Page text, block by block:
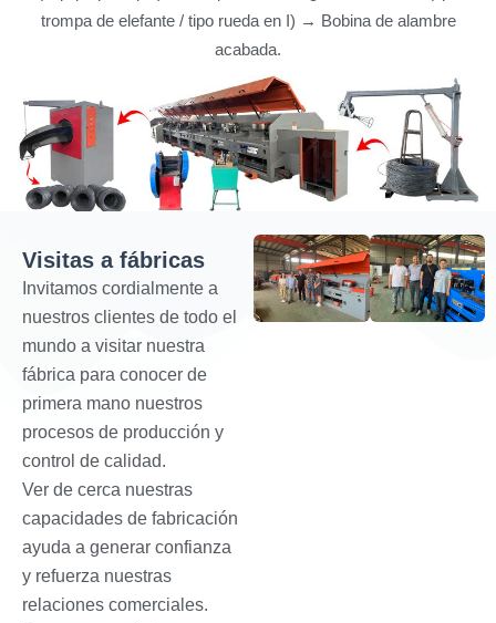
trompa de elefante / tipo rueda en I) → Bobina de alambre
acabada.
Visitas a fábricas
Invitamos cordialmente a
nuestros clientes de todo el
mundo a visitar nuestra
fábrica para conocer de
primera mano nuestros
procesos de producción y
control de calidad.
Ver de cerca nuestras
capacidades de fabricación
ayuda a generar confianza
y refuerza nuestras
relaciones comerciales.